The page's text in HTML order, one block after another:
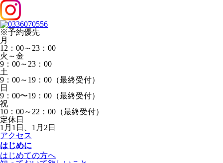
※予約優先
月
12：00～23：00
火～金
9：00～23：00
土
9：00～19：00（最終受付）
日
9：00〜19：00（最終受付）
祝
10：00～22：00（最終受付）
定休日
1月1日、1月2日
アクセス
はじめに
はじめての方へ